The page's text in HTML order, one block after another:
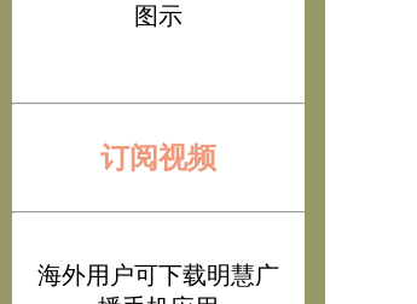
图示
订阅视频
海外用户可下载明慧广